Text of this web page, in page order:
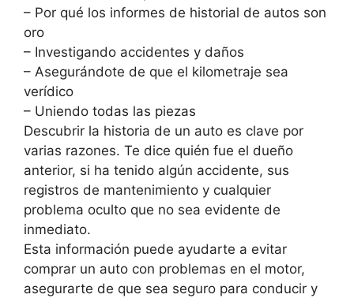
– Por qué los informes de historial de autos son
oro
– Investigando accidentes y daños
– Asegurándote de que el kilometraje sea
verídico
– Uniendo todas las piezas
Descubrir la historia de un auto es clave por
varias razones. Te dice quién fue el dueño
anterior, si ha tenido algún accidente, sus
registros de mantenimiento y cualquier
problema oculto que no sea evidente de
inmediato.
Esta información puede ayudarte a evitar
comprar un auto con problemas en el motor,
asegurarte de que sea seguro para conducir y